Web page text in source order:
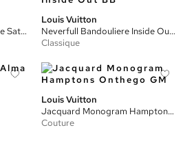
Monogram Empreinte Diane Satchel
Louis Vuitton
Neverfull Bandouliere Inside Out BB
Classique
Louis Vuitton
Jacquard Monogram Hamptons Onthego GM
Couture